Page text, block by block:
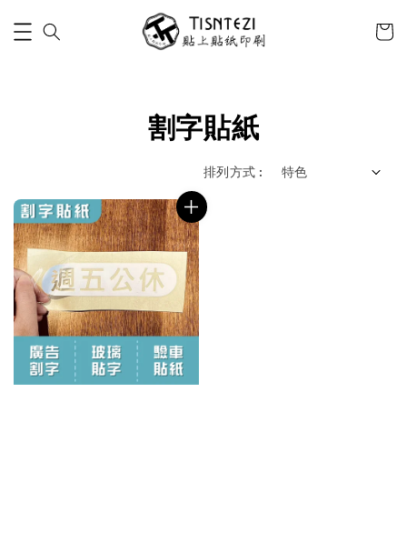
割字貼紙
排列方式 :